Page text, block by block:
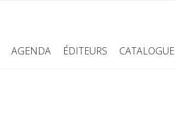
AGENDA ÉDITEURS CATALOGUE